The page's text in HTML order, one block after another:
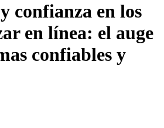
confianza en los
en línea: el auge
confiables y